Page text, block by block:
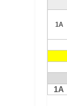
1A
1A